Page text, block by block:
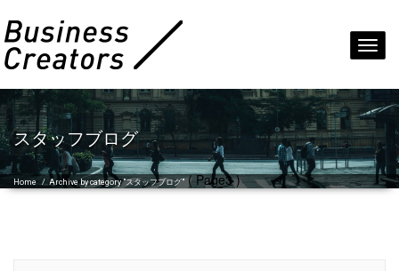
スタッフブログ
Home /Archive by category "スタッフブログ"( Page3 )